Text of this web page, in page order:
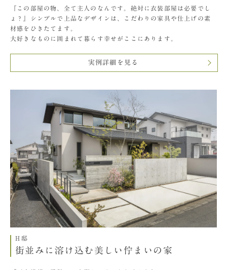
『この部屋の物、全て主人のなんです。絶対に衣装部屋は必要でし
ょ？』シンプルで上品なデザインは、こだわりの家具や仕上げの素
材感をひきたてます。
大好きなものに囲まれて暮らす幸せがここにあります。
実例詳細を見る
H邸
街並みに溶け込む美しい佇まいの家